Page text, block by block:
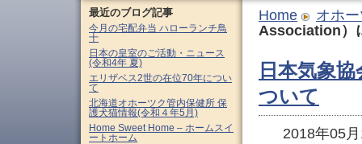
Home
オホ
Association）
日本気象
ついて
2018年05
最近のブログ記事
今月の宅配弁当 ハローランチ鳥
十
日本の皇室のご活動・ニュース
(令和4年 夏)
エリザベス2世の在位70年につい
て
北海道オホーツク管内保健所 保
護犬猫情報(令和４年5月)
Home Sweet Home – ホームスイ
ートホーム